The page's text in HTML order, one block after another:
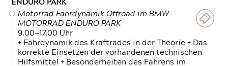
ENDURO PARK
Motorrad Fahrdynamik Offroad im BMW-
MOTORRAD ENDURO PARK
9.00—17.00 Uhr
+ Fahrdynamik des Kraftrades in der Theorie + Das
korrekte Einsetzen der vorhandenen technischen
Hilfsmittel + Besonderheiten des Fahrens im